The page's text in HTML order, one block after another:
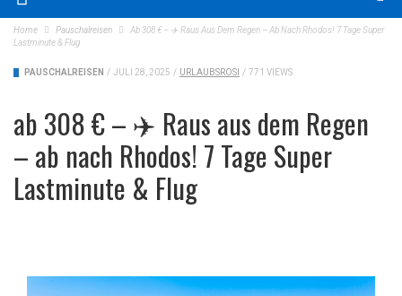
Home Pauschalreisen
Ab 308 € – ✈️ Raus Aus Dem Regen – Ab Nach Rhodos! 7 Tage Super
Lastminute & Flug
PAUSCHALREISEN / JULI 28, 2025 / URLAUBSROSI / 771 VIEWS
ab 308 € – ✈️ Raus aus dem Regen
– ab nach Rhodos! 7 Tage Super
Lastminute & Flug